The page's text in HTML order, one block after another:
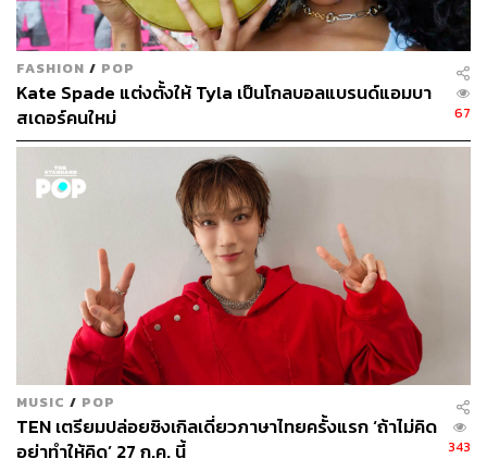
FASHION / POP
Kate Spade แต่งตั้งให้ Tyla เป็นโกลบอลแบรนด์แอมบา
สเดอร์คนใหม่
67
MUSIC / POP
TEN เตรียมปล่อยซิงเกิลเดี่ยวภาษาไทยครั้งแรก ‘ถ้าไม่คิด
อย่าทำให้คิด’ 27 ก.ค. นี้
343